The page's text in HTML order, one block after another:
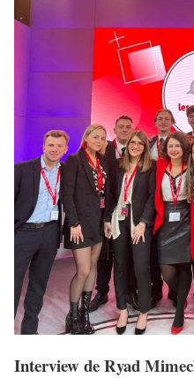
Interview de Ryad